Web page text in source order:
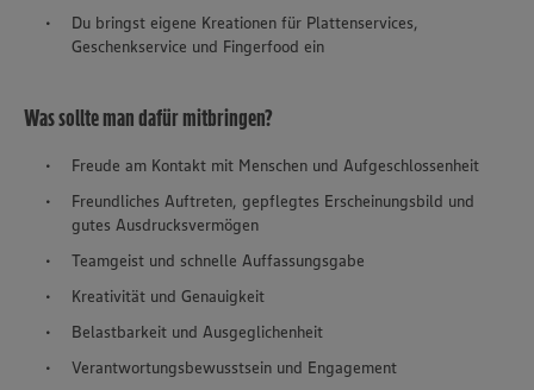
Du bringst eigene Kreationen für Plattenservices,
Geschenkservice und Fingerfood ein
Was sollte man dafür mitbringen?
Freude am Kontakt mit Menschen und Aufgeschlossenheit
Freundliches Auftreten, gepflegtes Erscheinungsbild und
gutes Ausdrucksvermögen
Teamgeist und schnelle Auffassungsgabe
Kreativität und Genauigkeit
Belastbarkeit und Ausgeglichenheit
Verantwortungsbewusstsein und Engagement